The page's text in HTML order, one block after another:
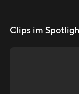
Clips im